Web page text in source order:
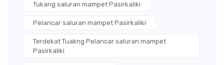
Tukang saluran mampet Pasirkaliki
Pelancar saluran mampet Pasirkaliki
Terdekat Tuakng Pelancar saluran mampet
Pasirkaliki